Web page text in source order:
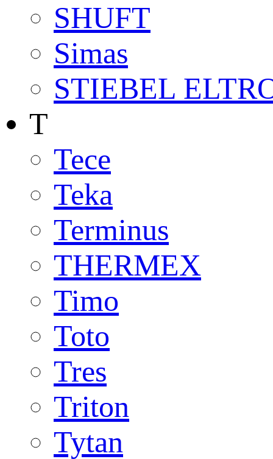
SHUFT
Simas
STIEBEL
T
Tece
Teka
Terminus
THERMEX
Timo
Toto
Tres
Triton
Tytan